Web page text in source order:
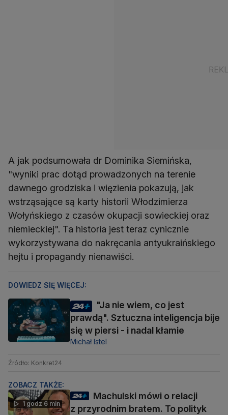
A jak podsumowała dr Dominika Siemińska,
"wyniki prac dotąd prowadzonych na terenie
dawnego grodziska i więzienia pokazują, jak
wstrząsające są karty historii Włodzimierza
Wołyńskiego z czasów okupacji sowieckiej oraz
niemieckiej". Ta historia jest teraz cynicznie
wykorzystywana do nakręcania antyukraińskiego
hejtu i propagandy nienawiści.
DOWIEDZ SIĘ WIĘCEJ:
"Ja nie wiem, co jest
prawdą". Sztuczna inteligencja bije
się w piersi - i nadal kłamie
Michał Istel
Źródło: Konkret24
ZOBACZ TAKŻE:
1 godz 6 min
Machulski mówi o relacji
z przyrodnim bratem. To polityk